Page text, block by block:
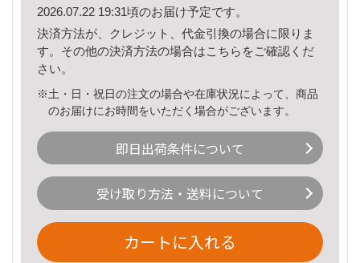
2026.07.22 19:31頃のお届け予定です。
決済方法が、クレジット、代金引換の場合に限りま
す。その他の決済方法の場合はこちら をご確認くだ
さい。
※土・日・祝日の注文の場合や在庫状況によって、商品
のお届けにお時間をいただく場合がございます。
即日出荷条件について
受け取り方法・送料について
カートに入れる